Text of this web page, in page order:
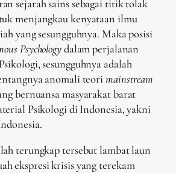
sejarah sains sebagai titik tolak
menjangkau kenyataan ilmu
yang sesungguhnya. Maka posisi
Psychologydalam perjalanan
sesungguhnya adalah
anomali teori mainstream
bernuansa masyarakat barat
Psikologi di Indonesia, yakni
terungkap tersebut lambat laun
ekspresi krisis yang terekam